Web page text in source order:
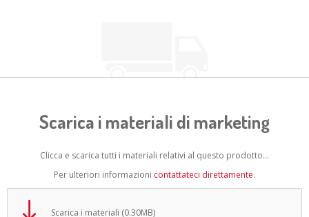
Scarica i materiali di marketing
Clicca e scarica tutti i materiali relativi al questo prodotto...
Per ulteriori informazioni contattateci direttamente.
Scarica i materiali (0.30MB)